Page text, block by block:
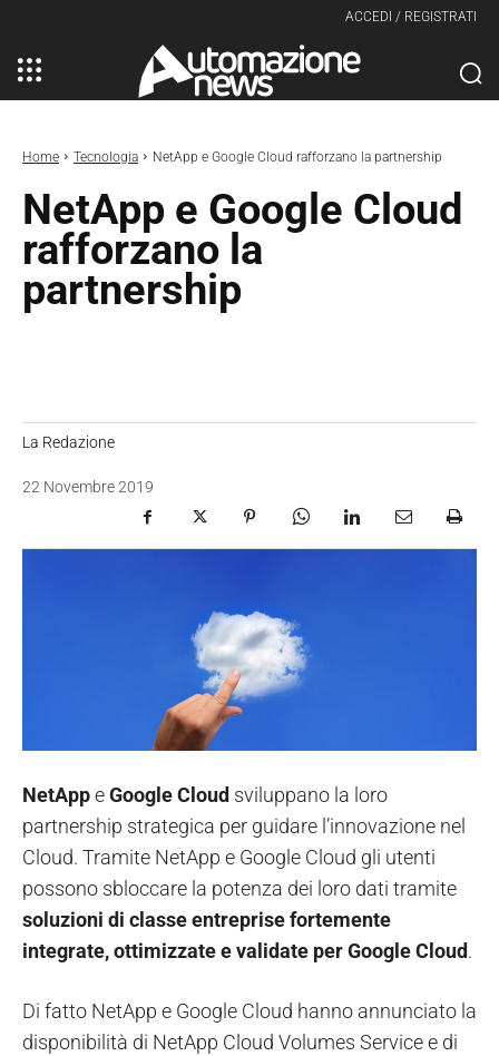
ACCEDI / REGISTRATI
Home Tecnologia NetApp e Google Cloud rafforzano la partnership
NetApp e Google Cloud
rafforzano la
partnership
La Redazione
22 Novembre 2019
NetAppeGoogle Cloud sviluppano la loro
partnership strategica per guidare l’innovazione nel
Cloud. Tramite NetApp e Google Cloud gli utenti
possono sbloccare la potenza dei loro dati tramite
soluzioni di classe entreprise fortemente
integrate, ottimizzate e validate per Google Cloud.
Di fatto NetApp e Google Cloud hanno annunciato la
disponibilità di NetApp Cloud Volumes Service e di